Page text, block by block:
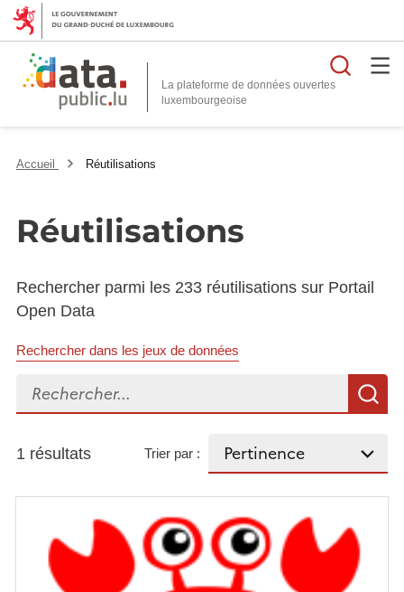
La plateforme de données ouvertes
Accueil Réutilisations
Réutilisations
Rechercher parmi les 233 réutilisations sur Portail
Open Data
Rechercher dans les jeux de données
Rechercher...
1 résultats Trier par :